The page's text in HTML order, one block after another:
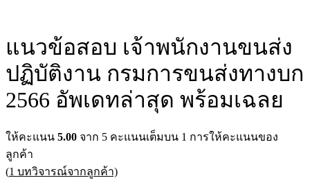
แนวข้อสอบ เจ้าพนักงานขนส่ง
ปฏิบัติงาน กรมการขนส่งทางบก
2566 อัพเดทล่าสุด พร้อมเฉลย
ให้คะแนน 5.00 จาก 5 คะแนนเต็มบน 1 การให้คะแนนของ
ลูกค้า
(1 บทวิจารณ์จากลูกค้า)